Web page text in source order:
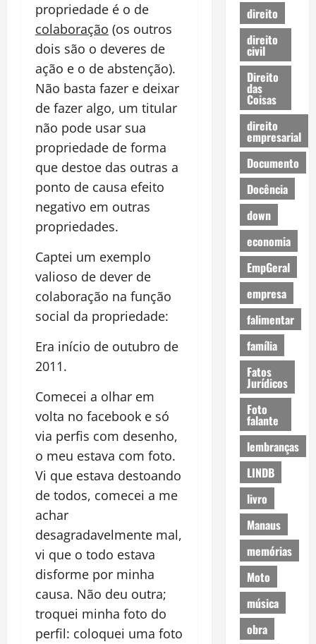
propriedade é o de
colaboração (os outros
dois são o deveres de
ação e o de abstenção).
Não basta fazer e deixar
de fazer algo, um titular
não pode usar sua
propriedade de forma
que destoe das outras a
ponto de causa efeito
negativo em outras
propriedades.
Captei um exemplo
valioso de dever de
colaboração na função
social da propriedade:
Era início de outubro de
2011.
Comecei a olhar em
volta no facebook e só
via perfis com desenho,
o meu estava com foto.
Vi que estava destoando
de todos, comecei a me
achar
desagradavelmente mal,
vi que o todo estava
disforme por minha
causa. Não deu outra;
troquei minha foto do
perfil: coloquei uma foto
direito
direito
civil
Direito
das
Coisas
direito
empresarial
Documento
Docência
down
economia
EmpGeral
empresa
falimentar
família
Fatos
Jurídicos
Foto
falante
lembranças
LINDB
livro
Manaus
memórias
Moto
música
obra